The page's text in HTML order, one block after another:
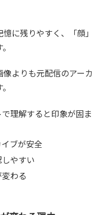
に残りやすく、「顔」
よりも元配信のアーカ
理解すると印象が固ま
ブが安全
やすい
わる